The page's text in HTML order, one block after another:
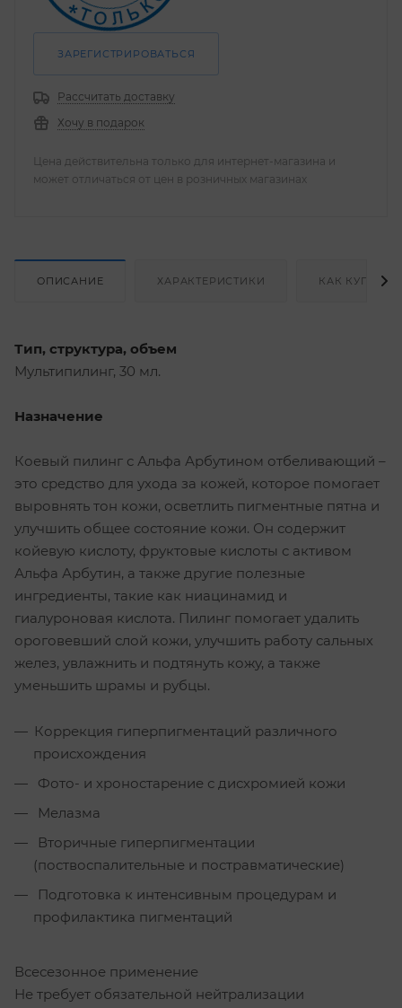
ЗАРЕГИСТРИРОВАТЬСЯ
Рассчитать доставку
Хочу в подарок
Цена действительна только для интернет-магазина и
может отличаться от цен в розничных магазинах
ОПИСАНИЕ ХАРАКТЕРИСТИКИ КАК КУПИТЬ
Тип, структура, объем
Мультипилинг, 30 мл.
Назначение
Коевый пилинг с Альфа Арбутином отбеливающий –
это средство для ухода за кожей, которое помогает
выровнять тон кожи, осветлить пигментные пятна и
улучшить общее состояние кожи. Он содержит
койевую кислоту, фруктовые кислоты с активом
Альфа Арбутин, а также другие полезные
ингредиенты, такие как ниацинамид и
гиалуроновая кислота. Пилинг помогает удалить
ороговевший слой кожи, улучшить работу сальных
желез, увлажнить и подтянуть кожу, а также
уменьшить шрамы и рубцы.
Коррекция гиперпигментаций различного
происхождения
Фото- и хроностарение с дисхромией кожи
Мелазма
Вторичные гиперпигментации
(поствоспалительные и постравматические)
Подготовка к интенсивным процедурам и
профилактика пигментаций
Всесезонное применение
Не требует обязательной нейтрализации